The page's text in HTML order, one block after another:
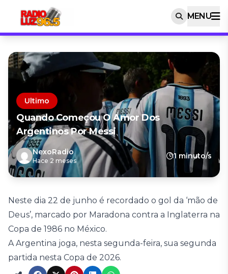
MENU
Ultimo
Quando Começou O Amor Dos
Argentinos Por Messi
NexoRadio
Hace 2 meses
1 minuto/s
Neste dia 22 de junho é recordado o gol da ‘mão de
Deus’, marcado por Maradona contra a Inglaterra na
Copa de 1986 no México.
A Argentina joga, nesta segunda-feira, sua segunda
partida nesta Copa de 2026.